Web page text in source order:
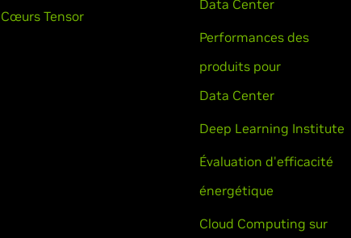
Cœurs Tensor
Data Center
Performances des
produits pour
Data Center
Deep Learning Institute
Évaluation d'efficacité
énergétique
Cloud Computing sur